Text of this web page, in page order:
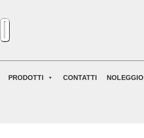
PRODOTTI CONTATTI NOLEGGIO